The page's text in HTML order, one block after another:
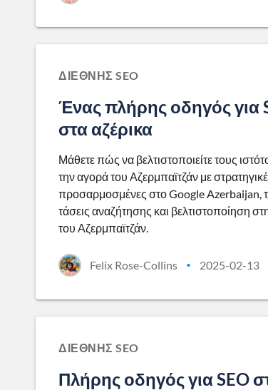
ΔΙΕΘΝΉΣ SEO
Ένας πλήρης οδηγός για
στα αζέρικα
Μάθετε πώς να βελτιστοποιείτε τους
την αγορά του Αζερμπαϊτζάν με
προσαρμοσμένες στο Google Azerbaijan,
τάσεις αναζήτησης και βελτιστοποίηση
του Αζερμπαϊτζάν.
Felix Rose-Collins • 2025-02-13
ΔΙΕΘΝΉΣ SEO
Πλήρης οδηγός για SEO